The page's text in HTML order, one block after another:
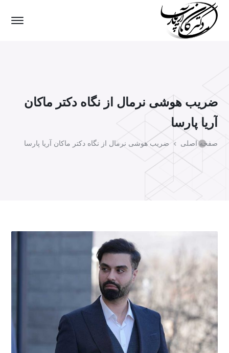
ضریب هوشی نرمال از نگاه دکتر ماکان
آریا پارسا
صفحه اصلی ضریب هوشی نرمال از نگاه دکتر ماکان آریا پارسا